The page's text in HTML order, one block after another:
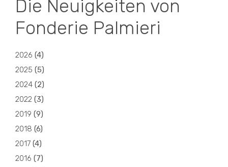
Die Neuigkeiten von
Fonderie Palmieri
2026 (4)
2025 (5)
2024 (2)
2022 (3)
2019 (9)
2018 (6)
2017 (4)
2016 (7)